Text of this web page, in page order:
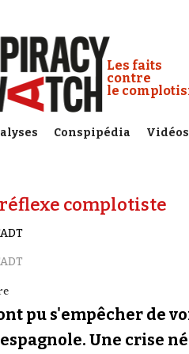
Conspiracy
Les faits
contre
le
Conspipédia Vidéos
réflexe complotiste
pu s'empêcher de
espagnole. Une crise